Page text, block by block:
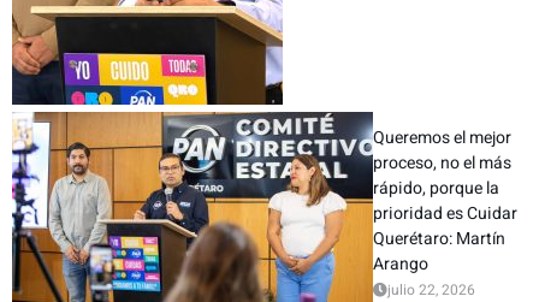
Queremos el mejor
proceso, no el más
rápido, porque la
prioridad es Cuidar
Querétaro: Martín
Arango
julio 22, 2026